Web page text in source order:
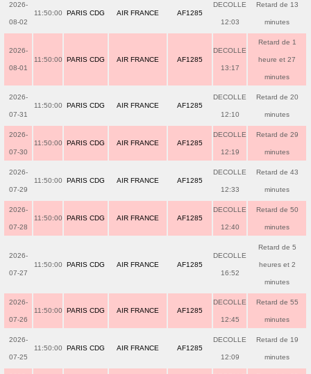
2026-
08-02
11:50:00 PARIS CDG AIR FRANCE AF1285
DECOLLE
12:03
Retard de 13
minutes
2026-
08-01
11:50:00 PARIS CDG AIR FRANCE AF1285
DECOLLE
13:17
Retard de 1
heure et 27
minutes
2026-
07-31
11:50:00 PARIS CDG AIR FRANCE AF1285
DECOLLE
12:10
Retard de 20
minutes
2026-
07-30
11:50:00 PARIS CDG AIR FRANCE AF1285
DECOLLE
12:19
Retard de 29
minutes
2026-
07-29
11:50:00 PARIS CDG AIR FRANCE AF1285
DECOLLE
12:33
Retard de 43
minutes
2026-
07-28
11:50:00 PARIS CDG AIR FRANCE AF1285
DECOLLE
12:40
Retard de 50
minutes
2026-
07-27
11:50:00 PARIS CDG AIR FRANCE AF1285
DECOLLE
16:52
Retard de 5
heures et 2
minutes
2026-
07-26
11:50:00 PARIS CDG AIR FRANCE AF1285
DECOLLE
12:45
Retard de 55
minutes
2026-
07-25
11:50:00 PARIS CDG AIR FRANCE AF1285
DECOLLE
12:09
Retard de 19
minutes